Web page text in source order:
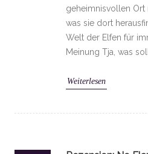
geheimnisvollen Ort
was sie dort
Welt der Elfen für
Meinung Tja, was
Weiterlesen